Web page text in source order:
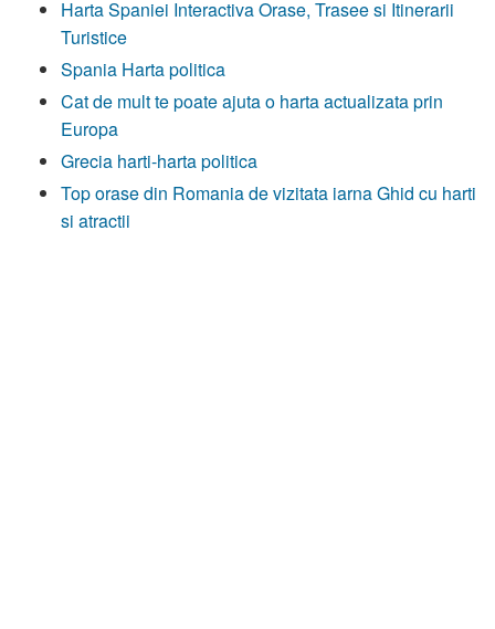
Harta Spaniei Interactiva Orase, Trasee si Itinerarii
Turistice
Spania Harta politica
Cat de mult te poate ajuta o harta actualizata prin
Europa
Grecia harti-harta politica
Top orase din Romania de vizitata iarna Ghid cu harti
si atractii